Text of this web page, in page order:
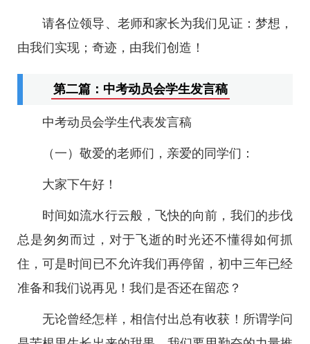
请各位领导、老师和家长为我们见证：梦想，
由我们实现；奇迹，由我们创造！
第二篇：中考动员会学生发言稿
中考动员会学生代表发言稿
（一）敬爱的老师们，亲爱的同学们：
大家下午好！
时间如流水行云般，飞快的向前，我们的步伐
总是匆匆而过，对于飞逝的时光还不懂得如何抓
住，可是时间已不允许我们再停留，初中三年已经
准备和我们说再见！我们是否还在留恋？
无论曾经怎样，相信付出总有收获！所谓学问